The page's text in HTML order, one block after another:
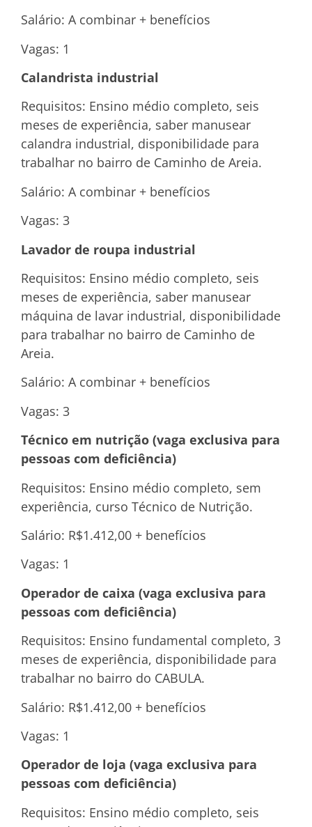
Salário: A combinar + benefícios
Vagas: 1
Calandrista industrial
Requisitos: Ensino médio completo, seis
meses de experiência, saber manusear
calandra industrial, disponibilidade para
trabalhar no bairro de Caminho de Areia.
Salário: A combinar + benefícios
Vagas: 3
Lavador de roupa industrial
Requisitos: Ensino médio completo, seis
meses de experiência, saber manusear
máquina de lavar industrial, disponibilidade
para trabalhar no bairro de Caminho de
Areia.
Salário: A combinar + benefícios
Vagas: 3
Técnico em nutrição (vaga exclusiva para
pessoas com deficiência)
Requisitos: Ensino médio completo, sem
experiência, curso Técnico de Nutrição.
Salário: R$1.412,00 + benefícios
Vagas: 1
Operador de caixa (vaga exclusiva para
pessoas com deficiência)
Requisitos: Ensino fundamental completo, 3
meses de experiência, disponibilidade para
trabalhar no bairro do CABULA.
Salário: R$1.412,00 + benefícios
Vagas: 1
Operador de loja (vaga exclusiva para
pessoas com deficiência)
Requisitos: Ensino médio completo, seis